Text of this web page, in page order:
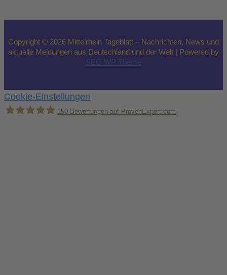
Copyright © 2026 Mittelrhein Tageblatt – Nachrichten, News und
aktuelle Meldungen aus Deutschland und der Welt | Powered by
SEO WP Theme
Cookie-Einstellungen
150 Bewertungen auf ProvenExpert.com